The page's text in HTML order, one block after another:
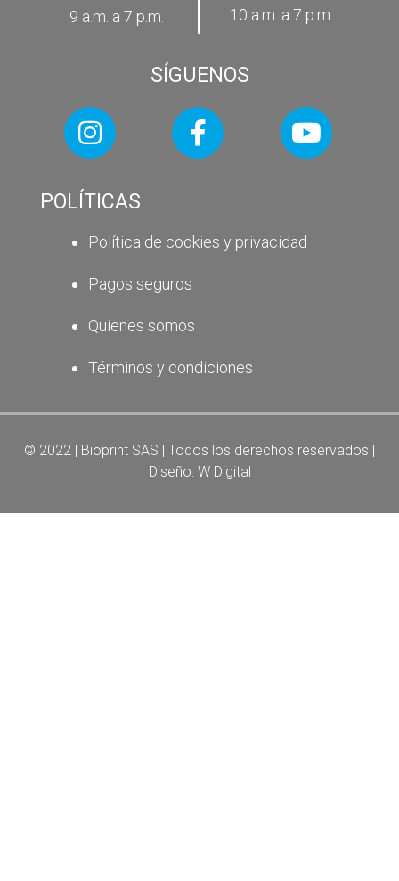
9 a.m. a 7 p.m. 10 a.m. a 7 p.m.
SÍGUENOS
POLÍTICAS
Política de cookies y privacidad
Pagos seguros
Quienes somos
Términos y condiciones
© 2022 | Bioprint SAS | Todos los derechos reservados |
Diseño: W Digital